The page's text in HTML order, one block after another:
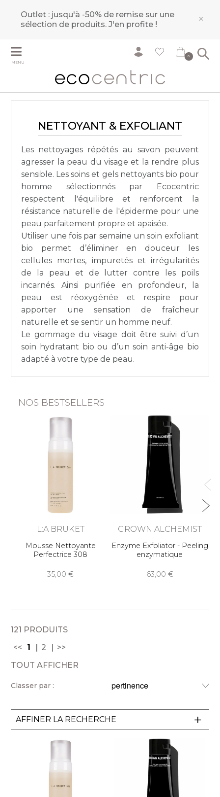
Outlet : jusqu'à -50% de remise sur une
sélection de produits.J'en profite ! ×
MENU
0
NETTOYANT & EXFOLIANT
Les nettoyages répétés au savon peuvent
agresser la peau du visage et la rendre plus
sensible. Les soins et gels nettoyants bio pour
homme sélectionnés par Ecocentric
respectent l'équilibre et renforcent la
résistance naturelle de l'épiderme pour une
peau parfaitement propre et apaisée.
Utiliser une fois par semaine un soin exfoliant
bio permet d’éliminer en douceur les
cellules mortes, impuretés et irrégularités
de la peau et de lutter contre les poils
incarnés. Ainsi purifiée en profondeur, la
peau est réoxygénée et respire pour
apporter une sensation de fraîcheur
naturelle et se sentir un homme neuf.
Le gommage du visage doit être suivi d’un
soin hydratant bio ou d’un soin anti-âge bio
adapté à votre type de peau.
NOS BESTSELLERS
L:A BRUKET
Mousse Nettoyante
Perfectrice 308
35,00
GROWN ALCHEMIST
Enzyme Exfoliator - Peeling
enzymatique
63,00
121 PRODUITS
<<
1 2
>>
TOUT AFFICHER
Classer par :
AFFINER LA RECHERCHE